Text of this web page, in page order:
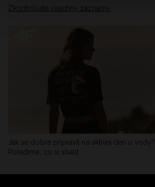
Zkontrolujte všechny záznamy
Jak se dobře připravit na aktivní den u vody?
Poradíme, co si sbalit